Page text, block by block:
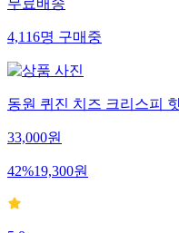
무료배송
4,116명구매중
동원 퀴진 치즈 크리스피
33,000원
42%19,300원